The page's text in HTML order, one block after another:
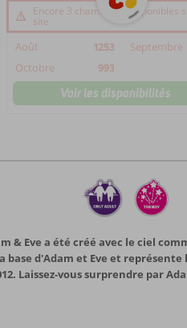
Encore 3 chambre(s) disponibles
site
Août 1253 Septembre
Octobre
993
Voir les disponibilités
& Eve a été créé avec le ciel
base d'Adam et Eve et représente
Laissez-vous surprendre par